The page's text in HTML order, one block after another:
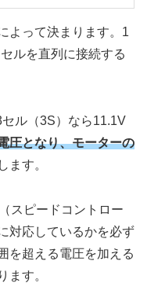
よって決まります。1
ルを直列に接続する
ル（3S）なら11.1V
圧となり、モーターの
します。
スピードコントロー
対応しているかを必ず
を超える電圧を加える
ます。